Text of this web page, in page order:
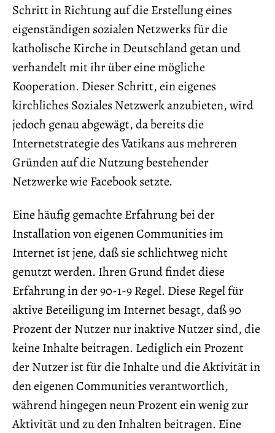
Schritt in Richtung auf die Erstellung eines
eigenständigen sozialen Netzwerks für die
katholische Kirche in Deutschland getan und
verhandelt mit ihr über eine mögliche
Kooperation. Dieser Schritt, ein eigenes
kirchliches Soziales Netzwerk anzubieten, wird
jedoch genau abgewägt, da bereits die
Internetstrategie des Vatikans aus mehreren
Gründen auf die Nutzung bestehender
Netzwerke wie Facebook setzte.
Eine häufig gemachte Erfahrung bei der
Installation von eigenen Communities im
Internet ist jene, daß sie schlichtweg nicht
genutzt werden. Ihren Grund findet diese
Erfahrung in der 90-1-9 Regel. Diese Regel für
aktive Beteiligung im Internet besagt, daß 90
Prozent der Nutzer nur inaktive Nutzer sind, die
keine Inhalte beitragen. Lediglich ein Prozent
der Nutzer ist für die Inhalte und die Aktivität in
den eigenen Communities verantwortlich,
während hingegen neun Prozent ein wenig zur
Aktivität und zu den Inhalten beitragen. Eine